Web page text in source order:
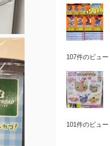
107件のビュー
101件のビュー